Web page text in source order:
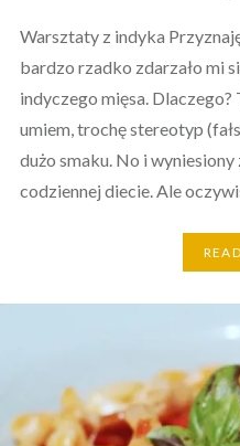
Warsztaty z indyka
bardzo rzadko zdarzało mi
indyczego mięsa.
umiem, trochę stereotyp
dużo smaku. No i
codziennej diecie. Ale